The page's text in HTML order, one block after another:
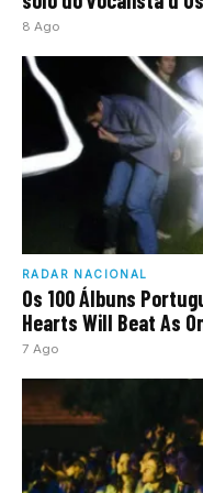
8 Ago
RADAR NACIONAL
Os 100 Álbuns
Hearts Will Beat As
7 Ago